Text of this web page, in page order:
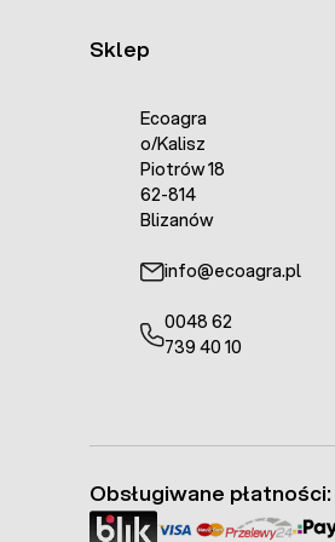
Sklep
Ecoagra
o/Kalisz
Piotrów 18
62-814
Blizanów
info@ecoagra.pl
0048 62
739 40 10
Obsługiwane płatności: